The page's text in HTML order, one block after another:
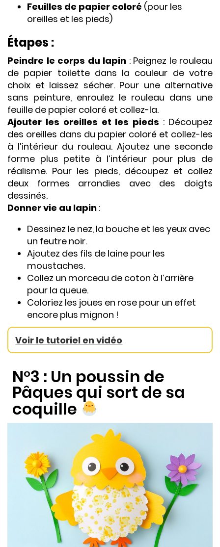
Feuilles de papier coloré (pour les
oreilles et les pieds)
Étapes :
Peindre le corps du lapin : Peignez le rouleau
de papier toilette dans la couleur de votre
choix et laissez sécher. Pour une alternative
sans peinture, enroulez le rouleau dans une
feuille de papier coloré et collez-la.
Ajouter les oreilles et les pieds : Découpez
des oreilles dans du papier coloré et collez-les
à l’intérieur du rouleau. Ajoutez une seconde
forme plus petite à l’intérieur pour plus de
réalisme. Pour les pieds, découpez et collez
deux formes arrondies avec des doigts
dessinés.
Donner vie au lapin :
Dessinez le nez, la bouche et les yeux avec
un feutre noir.
Ajoutez des fils de laine pour les
moustaches.
Collez un morceau de coton à l’arrière
pour la queue.
Coloriez les joues en rose pour un effet
encore plus mignon !
Voir le tutoriel en vidéo
N°3 : Un poussin de
Pâques qui sort de sa
coquille